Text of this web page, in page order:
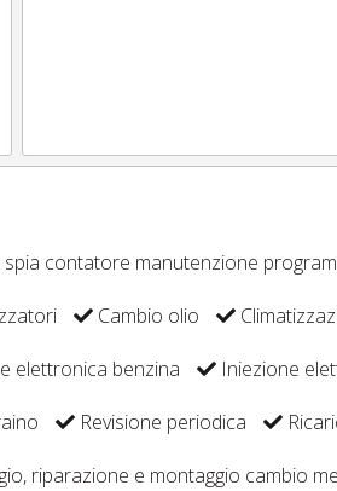
contatore manutenzione
Cambio olio
elettronica benzina
Iniezione
Revisione periodica
riparazione e montaggio cambio